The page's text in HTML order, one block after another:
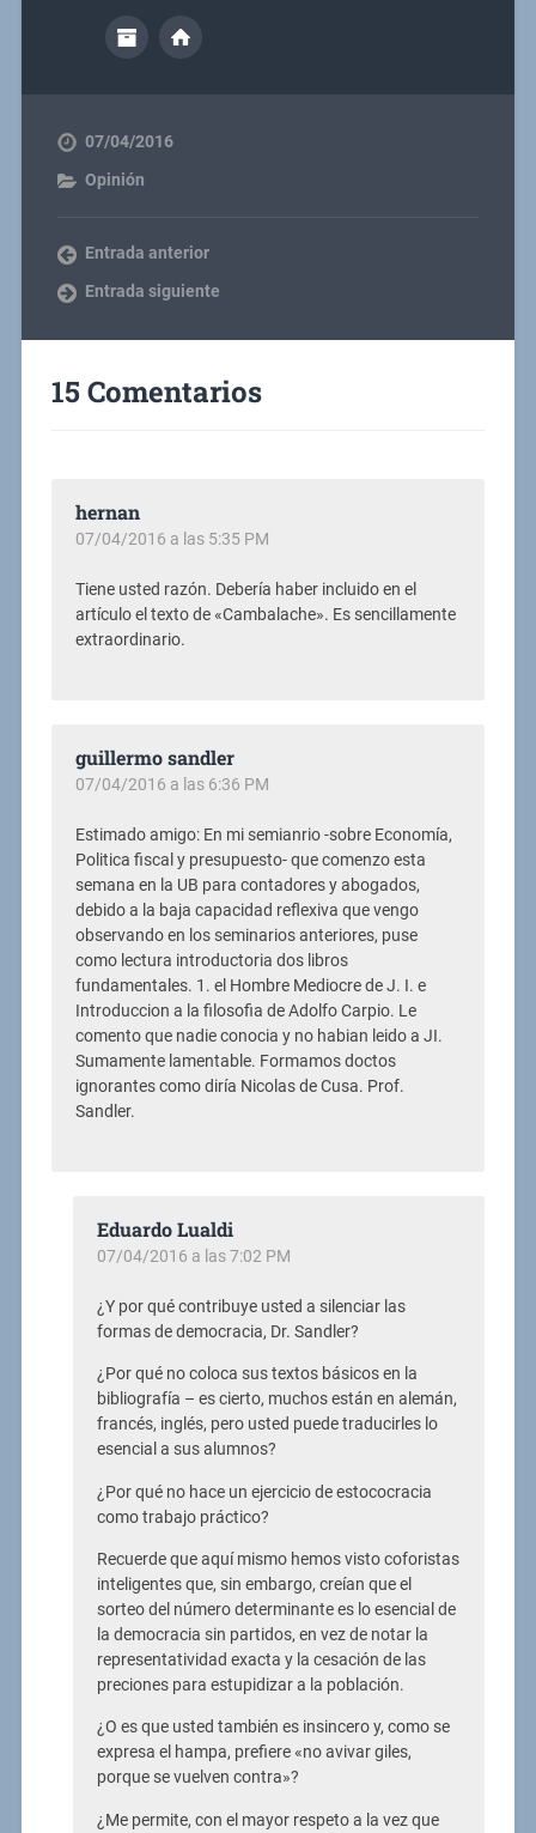
07/04/2016
Opinión
Entrada anterior
Entrada siguiente
15 Comentarios
hernan
07/04/2016 a las 5:35 PM
Tiene usted razón. Debería haber incluido en el
artículo el texto de «Cambalache». Es sencillamente
extraordinario.
guillermo sandler
07/04/2016 a las 6:36 PM
Estimado amigo: En mi semianrio -sobre Economía,
Politica fiscal y presupuesto- que comenzo esta
semana en la UB para contadores y abogados,
debido a la baja capacidad reflexiva que vengo
observando en los seminarios anteriores, puse
como lectura introductoria dos libros
fundamentales. 1. el Hombre Mediocre de J. I. e
Introduccion a la filosofia de Adolfo Carpio. Le
comento que nadie conocia y no habian leido a JI.
Sumamente lamentable. Formamos doctos
ignorantes como diría Nicolas de Cusa. Prof.
Sandler.
Eduardo Lualdi
07/04/2016 a las 7:02 PM
¿Y por qué contribuye usted a silenciar las
formas de democracia, Dr. Sandler?
¿Por qué no coloca sus textos básicos en la
bibliografía – es cierto, muchos están en alemán,
francés, inglés, pero usted puede traducirles lo
esencial a sus alumnos?
¿Por qué no hace un ejercicio de estococracia
como trabajo práctico?
Recuerde que aquí mismo hemos visto coforistas
inteligentes que, sin embargo, creían que el
sorteo del número determinante es lo esencial de
la democracia sin partidos, en vez de notar la
representatividad exacta y la cesación de las
preciones para estupidizar a la población.
¿O es que usted también es insincero y, como se
expresa el hampa, prefiere «no avivar giles,
porque se vuelven contra»?
¿Me permite, con el mayor respeto a la vez que